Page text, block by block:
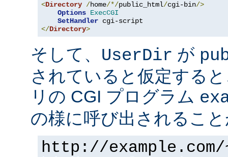
<Directory /home/*/public_html/cgi-bin/>
Options ExecCGI
SetHandler
</Directory>
そして、 UserDir が
されていると仮定する
リの CGI プログラム
の様に呼び出されるこ
http://